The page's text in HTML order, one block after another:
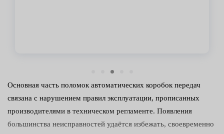
Основная часть поломок автоматических коробок передач
связана с нарушением правил эксплуатации, прописанных
производителями в техническом регламенте. Появления
большинства неисправностей удаётся избежать, своевременно